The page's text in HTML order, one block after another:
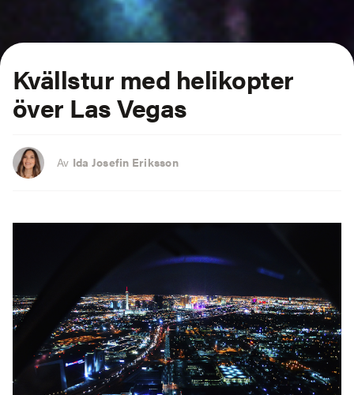
Kvällstur med helikopter
över Las Vegas
Av Ida Josefin Eriksson